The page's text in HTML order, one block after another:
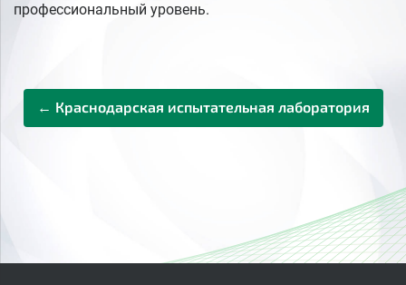
профессиональный уровень.
← Краснодарская испытательная лаборатория